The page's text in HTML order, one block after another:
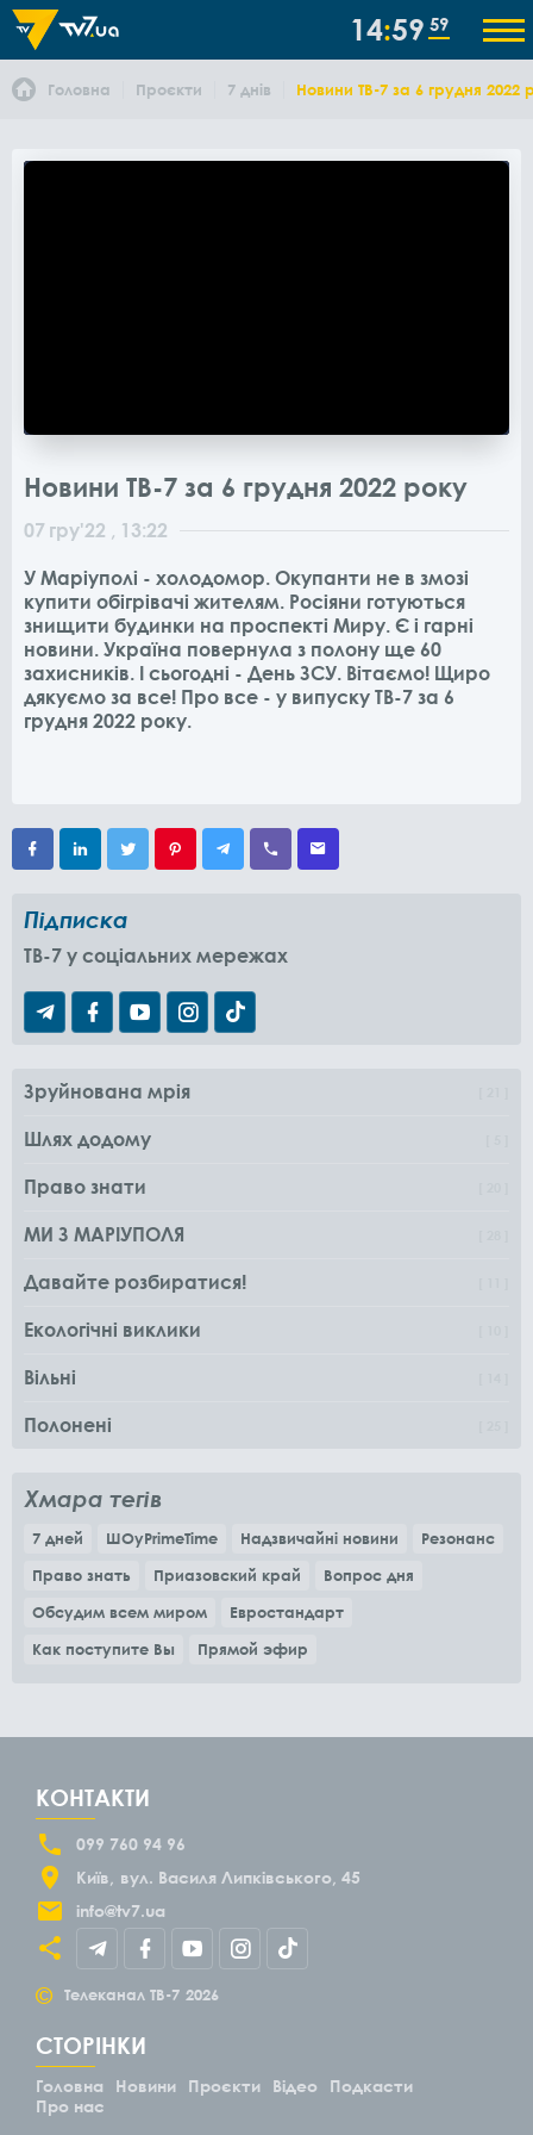
14 59 59
Головна Проєкти 7 днів Новини ТВ-7 за 6 грудня 2022
Новини ТВ-7 за 6 грудня 2022 року
07 гру'22 , 13:22
У Маріуполі - холодомор. Окупанти не в змозі
купити обігрівачі жителям. Росіяни готуються
знищити будинки на проспекті Миру. Є і гарні
новини. Україна повернула з полону ще 60
захисників. І сьогодні - День ЗСУ. Вітаємо! Щиро
дякуємо за все! Про все - у випуску ТВ-7 за 6
грудня 2022 року.
Підписка
TB-7 у соціальних мережах
Зруйнована мрія
Шлях додому
Право знати
МИ З МАРІУПОЛЯ
Давайте розбиратися!
Екологічні виклики
Вільні
Полонені
Хмара тегів
7 дней ШОуPrimeTime Надзвичайні новини
Резонанс
Право знать
Приазовский край
Вопрос дня
Обсудим всем миром
Евростандарт
Как поступите Вы
Прямой эфир
КОНТАКТИ
099 760 94 96
Київ
вул. Василя Липківського, 45
info@tv7.ua
© Телеканал ТВ-7 2026
СТОРІНКИ
Головна Новини Проєкти Відео
Подкасти
Про нас